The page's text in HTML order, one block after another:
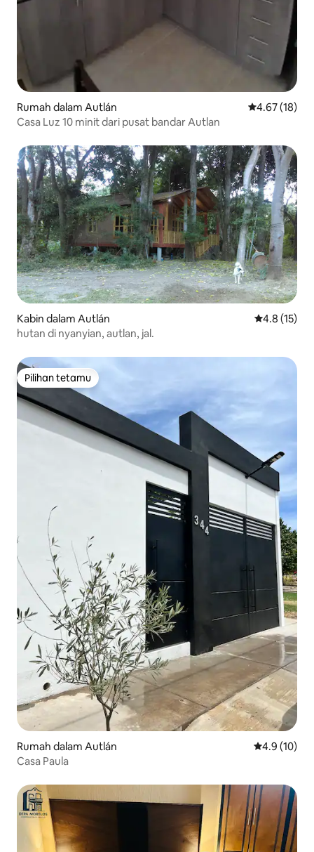
Rumah dalam Autlán Penarafan
4.67 (18)
Casa Luz 10 minit dari pusat bandar Autlan
Kabin dalam Autlán Penarafan
4.8 (15)
hutan di nyanyian, autlan, jal.
Pilihan tetamu
Pilihan tetamu
Rumah dalam Autlán Penarafan
4.9 (10)
Casa Paula